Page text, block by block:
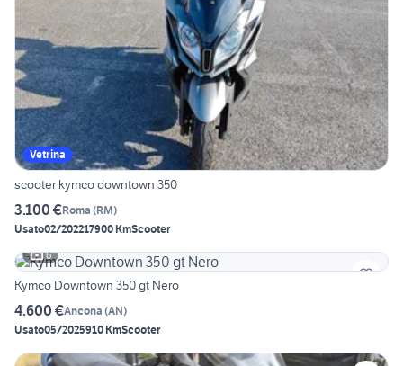
Vetrina
scooter kymco downtown 350
3.100 €Roma (RM)
Usato02/202217900 KmScooter
6
Kymco Downtown 350 gt Nero
4.600 €Ancona (AN)
Usato05/2025910 KmScooter